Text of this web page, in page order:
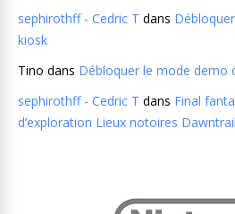
sephirothff - Cedric T dans
kiosk
Tino dans Débloquer le mode demo
sephirothff - Cedric T dans Final
d’exploration Lieux notoires Dawntrail